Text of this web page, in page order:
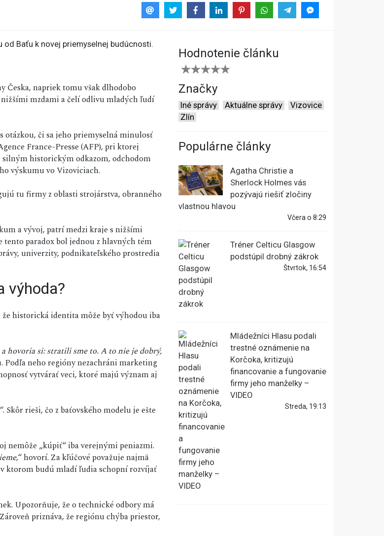
Česka, napriek tomu však dlhodobo
nižšími mzdami a čelí odlivu mladých ľudí
otázkou, či sa jeho priemyselná minulosť
France-Presse (AFP), pri ktorej
historickým odkazom, odchodom
výskumu vo Vizoviciach.
tu firmy z oblasti strojárstva, obranného
a vývoj, patrí medzi kraje s nižšími
paradox bol jednou z hlavných tém
univerzity, podnikateľského prostredia
výhoda?
historická identita môže byť výhodou iba
hovoria si: stratili sme to. A to nie je dobrý,
neho regióny nezachráni marketing
vytvárať veci, ktoré majú význam aj
rieši, čo z baťovského modelu je ešte
nemôže „kúpiť“ iba verejnými peniazmi.
,“ hovorí. Za kľúčové považuje najmä
ktorom budú mladí ľudia schopní rozvíjať
Upozorňuje, že o technické odbory má
priznáva, že regiónu chýba priestor,
Hodnotenie článku
Značky
Iné správy Aktuálne správy
Vizovice
Zlín
Populárne články
Agatha Christie a
Sherlock Holmes vás
pozývajú riešiť zločiny
vlastnou hlavou
Včera o 8:29
Tréner Celticu Glasgow
podstúpil drobný zákrok
Štvrtok, 16:54
Mládežníci Hlasu podali
trestné oznámenie na
Korčoka, kritizujú
financovanie a fungovanie
firmy jeho manželky –
VIDEO
Streda, 19:13